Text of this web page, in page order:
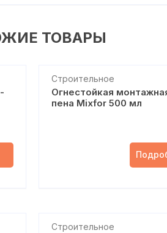
ТОВАРЫ
Строительное
Огнестойкая
пена Mixfor 500 мл
Строительное